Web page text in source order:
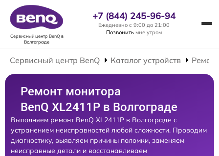
Сервисный центр BenQв
Волгограде
+7 (844) 245-96-94
Ежедневно с 9:00 до 21:00
Позвонить мне утром
Сервисный центр BenQ Каталог устройств
Ремонт монитора
BenQ XL2411P в Волгограде
Выполняем ремонт BenQ XL2411P в Волгограде с
устранением неисправностей любой сложности. Проводим
диагностику, выявляем причины поломки, заменяем
неисправные детали и восстанавливаем